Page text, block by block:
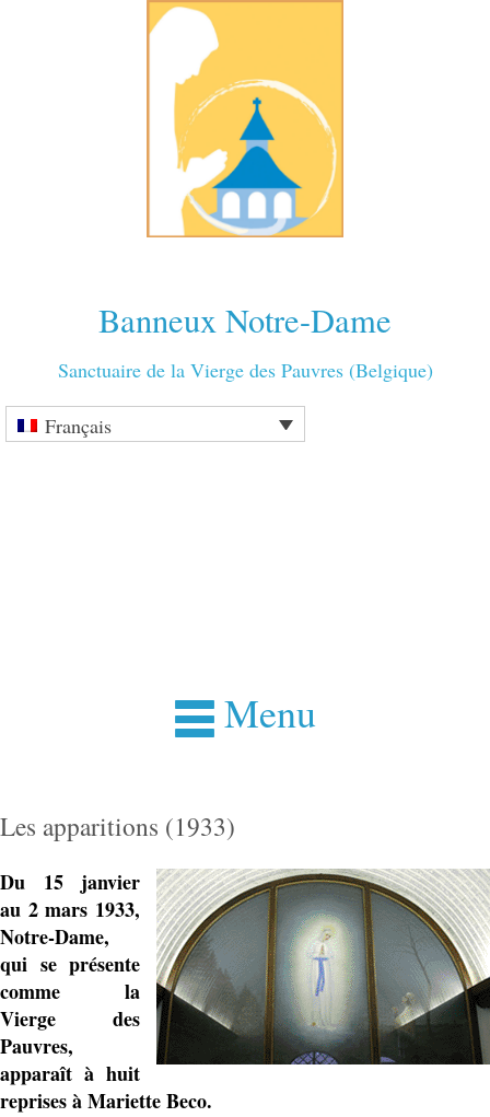
Banneux Notre-Dame
Sanctuaire de la Vierge des Pauvres (Belgique)
Français
Menu
Les apparitions (1933)
Du 15 janvier
au 2 mars 1933,
Notre-Dame,
qui se présente
comme la
Vierge des
Pauvres,
apparaît à huit
reprises à Mariette Beco.